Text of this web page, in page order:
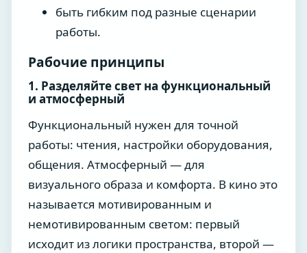
быть гибким под разные сценарии
работы.
Рабочие принципы
1. Разделяйте свет на функциональный
и атмосферный
Функциональный нужен для точной
работы: чтения, настройки оборудования,
общения. Атмосферный — для
визуального образа и комфорта. В кино это
называется мотивированным и
немотивированным светом: первый
исходит из логики пространства, второй —